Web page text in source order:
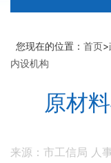
您现在的位置： 首页>
内设机构
原材
来源：市工信局 人